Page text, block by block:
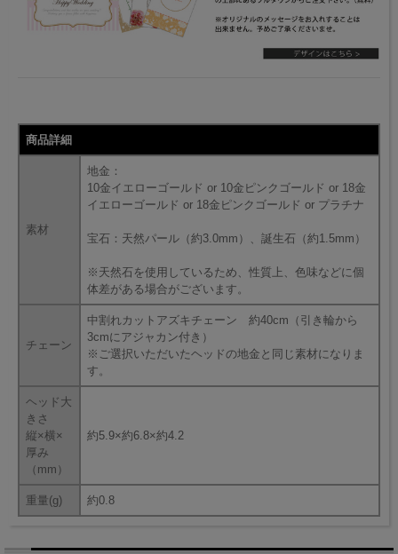
商品詳細
素材
地金：
10金イエローゴールド or 10金ピンクゴールド or 18金
イエローゴールド or 18金ピンクゴールド or プラチナ
宝石：天然パール（約3.0mm）、誕生石（約1.5mm）
※天然石を使用しているため、性質上、色味などに個
体差がある場合がございます。
チェーン
中割れカットアズキチェーン 約40cm（引き輪から
3cmにアジャカン付き）
※ご選択いただいたヘッドの地金と同じ素材になりま
す。
ヘッド大
きさ
縦×横×
厚み
（mm）
約5.9×約6.8×約4.2
重量(g) 約0.8